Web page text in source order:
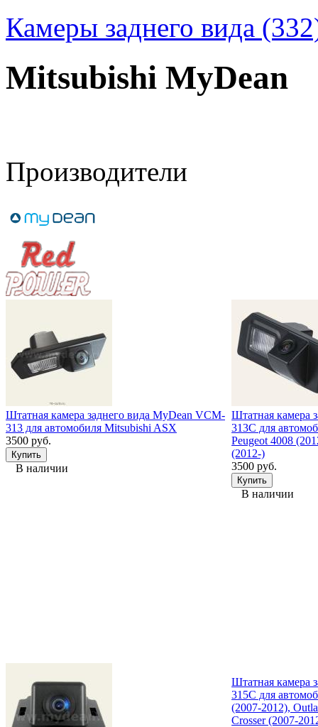
Камеры заднего вида
Mitsubishi MyDean
Производители
Штатная камера заднего вида MyDean VCM-
313 для автомобиля Mitsubishi ASX
3500 руб.
В наличии
Штатная камера
313C для
Peugeot 4008
(2012-)
3500 руб.
В наличии
Штатная камера
315C для
(2007-2012),
Crosser (2007-